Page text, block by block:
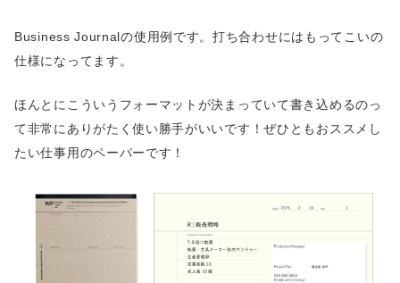
Business Journalの使用例です。打ち合わせにはもってこいの
仕様になってます。
ほんとにこういうフォーマットが決まっていて書き込めるのっ
て非常にありがたく使い勝手がいいです！ぜひともおススメし
たい仕事用のペーパーです！